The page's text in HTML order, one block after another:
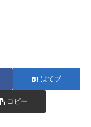
はてブ
コピー